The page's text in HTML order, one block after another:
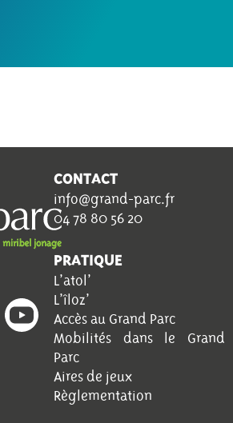
CONTACT
info@grand-parc.fr
04 78 80 56 20
PRATIQUE
L’atol’
L’îloz’
Accès au Grand Parc
Mobilités dans le Grand
Parc
Aires de jeux
Règlementation